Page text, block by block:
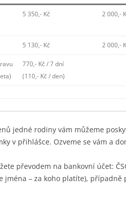
5 350,- Kč 2 000,-
5 130,- Kč 2 000,-
770,- Kč / 7 dní
(110,- Kč / den)
jedné rodiny vám můžeme
v přihlášce. Ozveme se vám a
převodem na bankovní účet:
jména – za koho platíte),